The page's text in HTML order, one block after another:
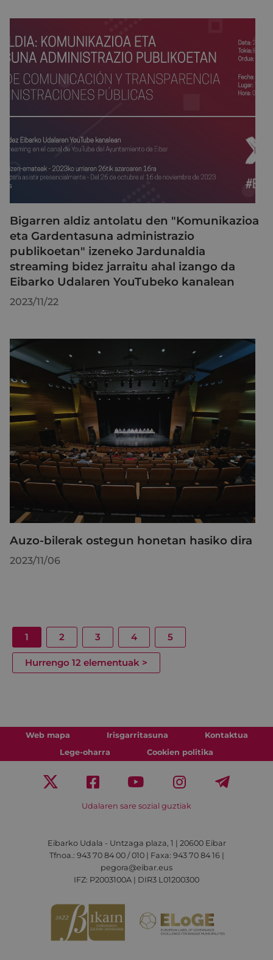
Bigarren aldiz antolatu den "Komunikazioa
eta Gardentasuna administrazio
publikoetan" izeneko Jardunaldia
streaming bidez jarraitu ahal izango da
Eibarko Udalaren YouTubeko kanalean
2023/11/22
Auzo-bilerak ostegun honetan hasiko dira
2023/11/06
1 2 3 4 5
Hurrengo 12 elementuak >
Web mapa Irisgarritasuna
Kontaktua
Lege-oharra
Cookien politika
Udalaren sare sozial guztiak
Eibarko Udala - Untzaga plaza, 1 | 20600 Eibar
Tfnoa.: 943 70 84 00 / 010 | Faxa: 943 70 84 16 |
pegora@eibar.eus
IFZ: P2003100A | DIR3 L01200300